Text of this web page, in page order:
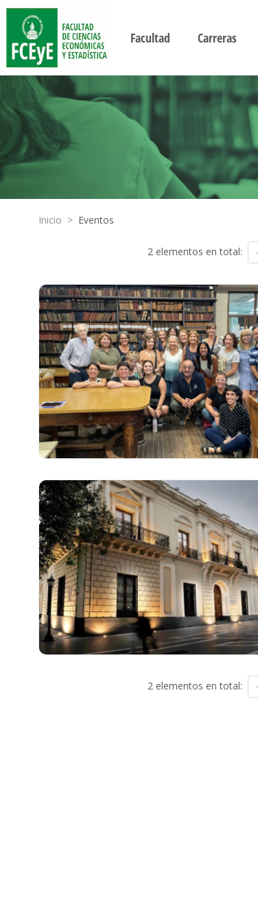
Facultad Carreras
Inicio > Eventos
2 elementos en total:
2 elementos en total: